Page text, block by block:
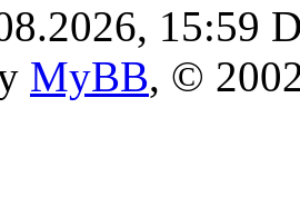
15:59
MyBB, ©